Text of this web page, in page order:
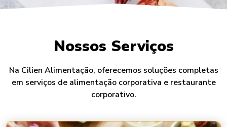
Nossos Serviços
Na Cilien Alimentação, oferecemos soluções completas
em serviços de alimentação corporativa e restaurante
corporativo.